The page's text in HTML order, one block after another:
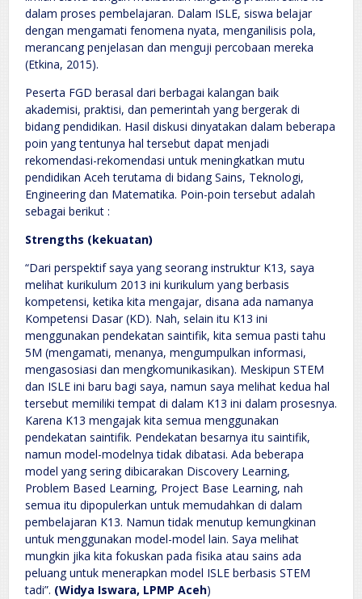
dalam proses pembelajaran. Dalam ISLE, siswa belajar
dengan mengamati fenomena nyata, menganilisis pola,
merancang penjelasan dan menguji percobaan mereka
(Etkina, 2015).
Peserta FGD berasal dari berbagai kalangan baik
akademisi, praktisi, dan pemerintah yang bergerak di
bidang pendidikan. Hasil diskusi dinyatakan dalam beberapa
poin yang tentunya hal tersebut dapat menjadi
rekomendasi-rekomendasi untuk meningkatkan mutu
pendidikan Aceh terutama di bidang Sains, Teknologi,
Engineering dan Matematika. Poin-poin tersebut adalah
sebagai berikut :
Strengths (kekuatan)
“Dari perspektif saya yang seorang instruktur K13, saya
melihat kurikulum 2013 ini kurikulum yang berbasis
kompetensi, ketika kita mengajar, disana ada namanya
Kompetensi Dasar (KD). Nah, selain itu K13 ini
menggunakan pendekatan saintifik, kita semua pasti tahu
5M (mengamati, menanya, mengumpulkan informasi,
mengasosiasi dan mengkomunikasikan). Meskipun STEM
dan ISLE ini baru bagi saya, namun saya melihat kedua hal
tersebut memiliki tempat di dalam K13 ini dalam prosesnya.
Karena K13 mengajak kita semua menggunakan
pendekatan saintifik. Pendekatan besarnya itu saintifik,
namun model-modelnya tidak dibatasi. Ada beberapa
model yang sering dibicarakan Discovery Learning,
Problem Based Learning, Project Base Learning, nah
semua itu dipopulerkan untuk memudahkan di dalam
pembelajaran K13. Namun tidak menutup kemungkinan
untuk menggunakan model-model lain. Saya melihat
mungkin jika kita fokuskan pada fisika atau sains ada
peluang untuk menerapkan model ISLE berbasis STEM
tadi”. (Widya Iswara, LPMP Aceh)